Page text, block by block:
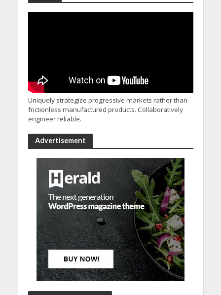
Uniquely strategize progressive markets rather than
frictionless manufactured products. Collaboratively
engineer reliable.
Advertisement